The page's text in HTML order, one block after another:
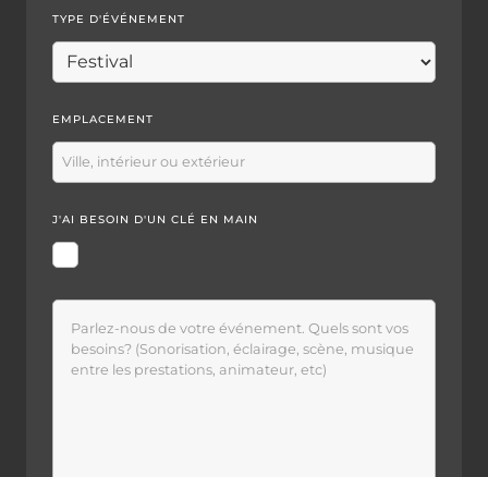
TYPE D'ÉVÉNEMENT
EMPLACEMENT
J'AI BESOIN D'UN CLÉ EN MAIN